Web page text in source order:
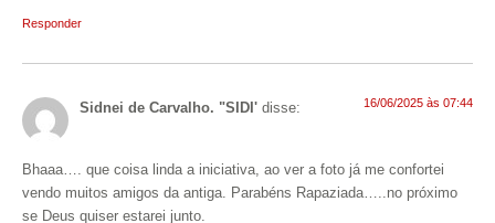
Responder
Sidnei de Carvalho. "SIDI' disse: 16/06/2025 às 07:44
Bhaaa…. que coisa linda a iniciativa, ao ver a foto já me confortei
vendo muitos amigos da antiga. Parabéns Rapaziada…..no próximo
se Deus quiser estarei junto.